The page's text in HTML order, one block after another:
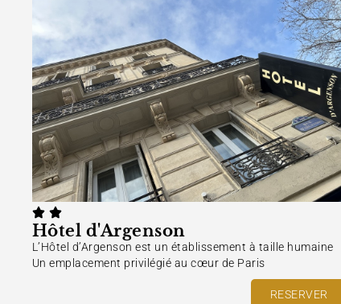
Hôtel d'Argenson
L’Hôtel d’Argenson est un établissement à taille humaine
Un emplacement privilégié au cœur de Paris
RESERVER